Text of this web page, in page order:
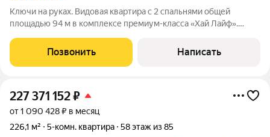
Ключи на руках. Видовая квартира с 2 спальнями общей
площадью 94 м в комплексе премиум-класса «Хай Лайф».
Свободная планировка позволяет организовать пространство
по собственному усмотрению.
Позвонить Написать
227 371 152₽
от 1 090 428 ₽ в месяц
226,1 м²
5-комн. квартира 58 этаж из 85